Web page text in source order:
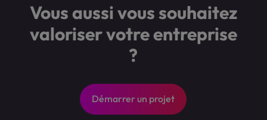
Vous aussi vous souhaitez
valoriser votre entreprise
?
Démarrer un projet